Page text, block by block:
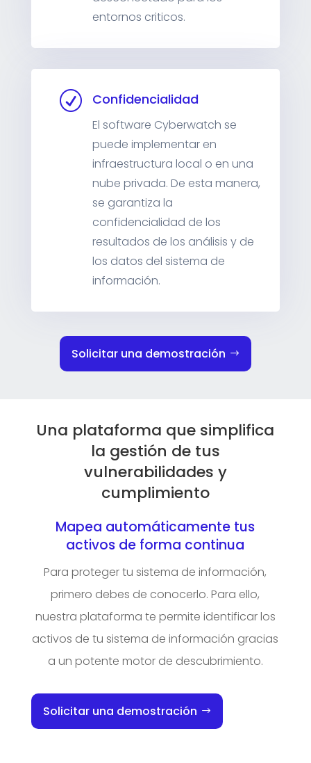
entornos criticos.
R Confidencialidad
El software Cyberwatch se
puede implementar en
infraestructura local o en una
nube privada. De esta manera,
se garantiza la
confidencialidad de los
resultados de los análisis y de
los datos del sistema de
información.
Solicitar una demostración
Una plataforma que simplifica
la gestión de tus
vulnerabilidades y
cumplimiento
Mapea automáticamente tus
activos de forma continua
Para proteger tu sistema de información,
primero debes de conocerlo. Para ello,
nuestra plataforma te permite identificar los
activos de tu sistema de información gracias
a un potente motor de descubrimiento.
Solicitar una demostración